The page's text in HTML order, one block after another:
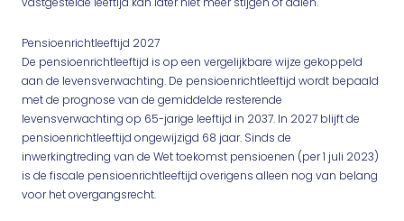
Pensioenrichtleeftijd 2027
De pensioenrichtleeftijd is op een vergelijkbare wijze gekoppeld
aan de levensverwachting. De pensioenrichtleeftijd wordt bepaald
met de prognose van de gemiddelde resterende
levensverwachting op 65-jarige leeftijd in 2037. In 2027 blijft de
pensioenrichtleeftijd ongewijzigd 68 jaar. Sinds de
inwerkingtreding van de Wet toekomst pensioenen (per 1 juli 2023)
is de fiscale pensioenrichtleeftijd overigens alleen nog van belang
voor het overgangsrecht.